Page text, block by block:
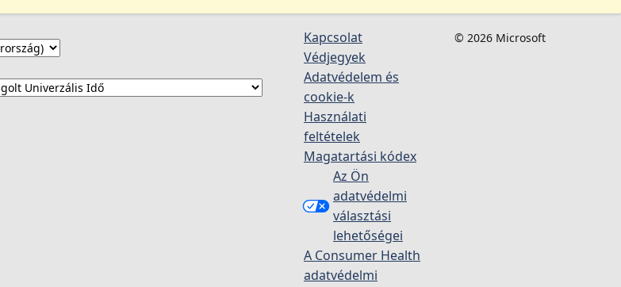
Kapcsolat
Védjegyek
Adatvédelem és
cookie-k
Használati
feltételek
Magatartási kódex
Az Ön
adatvédelmi
választási
lehetőségei
A Consumer Health
adatvédelmi
© 2026 Microsoft